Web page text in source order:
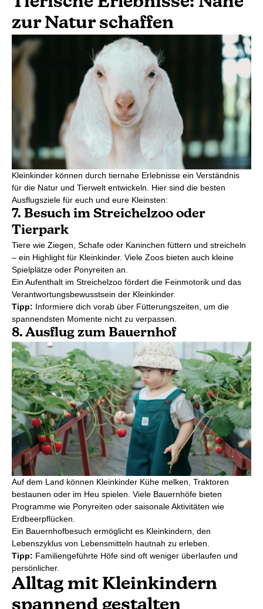
zur Natur schaffen
Kleinkinder können durch tiernahe Erlebnisse ein Verständnis
für die Natur und Tierwelt entwickeln. Hier sind die besten
Ausflugsziele für euch und eure Kleinsten:
7. Besuch im Streichelzoo oder
Tierpark
Tiere wie Ziegen, Schafe oder Kaninchen füttern und streicheln
– ein Highlight für Kleinkinder. Viele Zoos bieten auch kleine
Spielplätze oder Ponyreiten an.
Ein Aufenthalt im Streichelzoo fördert die Feinmotorik und das
Verantwortungsbewusstsein der Kleinkinder.
Tipp: Informiere dich vorab über Fütterungszeiten, um die
spannendsten Momente nicht zu verpassen.
8. Ausflug zum Bauernhof
Auf dem Land können Kleinkinder Kühe melken, Traktoren
bestaunen oder im Heu spielen. Viele Bauernhöfe bieten
Programme wie Ponyreiten oder saisonale Aktivitäten wie
Erdbeerpflücken.
Ein Bauernhofbesuch ermöglicht es Kleinkindern, den
Lebenszyklus von Lebensmitteln hautnah zu erleben.
Tipp: Familiengeführte Höfe sind oft weniger überlaufen und
persönlicher.
Alltag mit Kleinkindern